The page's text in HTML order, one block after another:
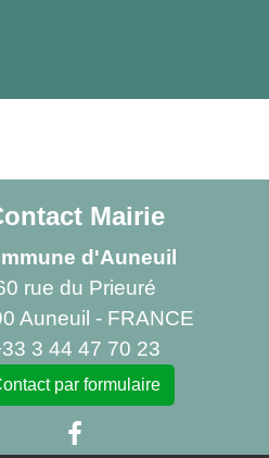
Mairie
d'Auneuil
rue du Prieuré
Auneuil - FRANCE
3 44 47 70 23
par formulaire